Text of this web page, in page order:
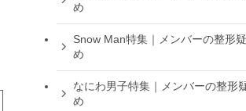
め
Snow Man特集｜メンバーの整形
め
なにわ男子特集｜メンバーの整形
め